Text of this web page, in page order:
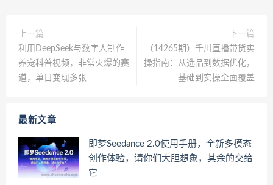
上一篇
利用DeepSeek与数字人制作
养宠科普视频，非常火爆的赛
道，单日变现多张
下一篇
（14265期）千川直播带货实
操指南：从选品到数据优化，
基础到实操全面覆盖
最新文章
即梦Seedance 2.0使用手册，全新多模态
创作体验，请你们大胆想象，其余的交给
它